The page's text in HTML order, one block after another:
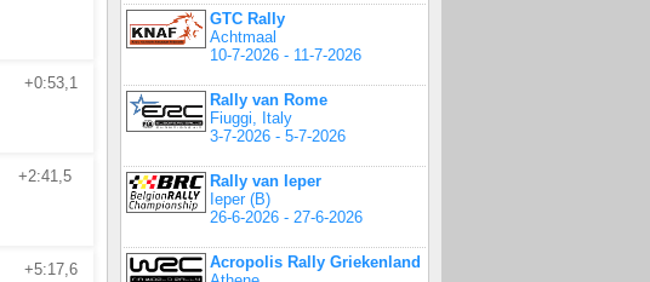
+0:53,1
+2:41,5
+5:17,6
GTC Rally
Achtmaal
10-7-2026 - 11-7-2026
Rally van Rome
Fiuggi, Italy
3-7-2026 - 5-7-2026
Rally van Ieper
Ieper (B)
26-6-2026 - 27-6-2026
Acropolis Rally Griekenland